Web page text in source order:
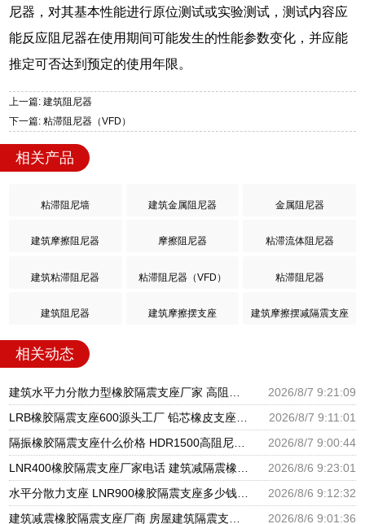
尼器，对其基本性能进行原位测试或实验测试，测试内容应
能反应阻尼器在使用期间可能发生的性能参数变化，并应能
推定可否达到预定的使用年限。
上一篇: 建筑阻尼器
下一篇: 粘滞阻尼器（VFD）
相关产品
粘滞阻尼墙 建筑金属阻尼器 金属阻尼器
建筑摩擦阻尼器 摩擦阻尼器 粘滞流体阻尼器
建筑粘滞阻尼器 粘滞阻尼器（VFD） 粘滞阻尼器
建筑阻尼器 建筑摩擦摆支座 建筑摩擦摆减隔震支座
相关动态
2026/8/7 9:21:09
2026/8/7 9:11:01
2026/8/7 9:00:44
2026/8/6 9:23:01
2026/8/6 9:12:32
2026/8/6 9:01:36